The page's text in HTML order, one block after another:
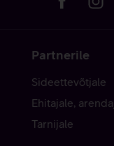
Partnerile
Sideettevõtjale
Ehitajale,
Tarnijale